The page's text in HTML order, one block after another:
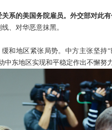
系的美国务院雇员。外交部对此有
、对华恶意抹黑。
和地区紧张局势。中方主张坚持
东地区实现和平稳定作出不懈努力